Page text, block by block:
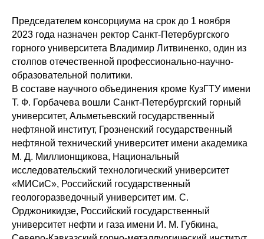
Председателем консорциума на срок до 1 ноября
2023 года назначен ректор Санкт-Петербургского
горного университета Владимир Литвиненко, один из
столпов отечественной профессионально-научно-
образовательной политики.
В составе научного объединения кроме КузГТУ имени
Т. Ф. Горбачева вошли Санкт-Петербургский горный
университет, Альметьевский государственный
нефтяной институт, Грозненский государственный
нефтяной технический университет имени академика
М. Д. Миллионщикова, Национальный
исследовательский технологический университет
«МИСиС», Российский государственный
геологоразведочный университет им. С.
Орджоникидзе, Российский государственный
университет нефти и газа имени И. М. Губкина,